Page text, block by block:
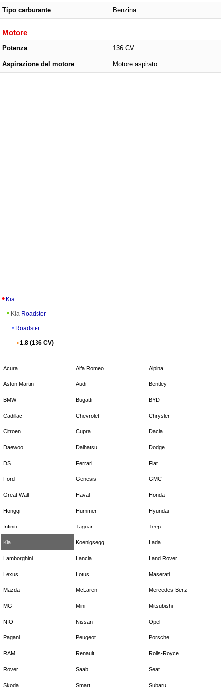
Tipo carburante Benzina
Motore
Potenza 136 CV
Aspirazione del motore Motore aspirato
Kia
Kia Roadster
Roadster
1.8 (136 CV)
Acura Alfa Romeo Alpina
Aston Martin Audi Bentley
BMW Bugatti BYD
Cadillac Chevrolet Chrysler
Citroen Cupra Dacia
Daewoo Daihatsu Dodge
DS Ferrari Fiat
Ford Genesis GMC
Great Wall Haval Honda
Hongqi Hummer Hyundai
Infiniti Jaguar Jeep
Kia Koenigsegg Lada
Lamborghini Lancia Land Rover
Lexus Lotus Maserati
Mazda McLaren Mercedes-Benz
MG Mini Mitsubishi
NIO Nissan Opel
Pagani Peugeot Porsche
RAM Renault Rolls-Royce
Rover Saab Seat
Skoda Smart Subaru